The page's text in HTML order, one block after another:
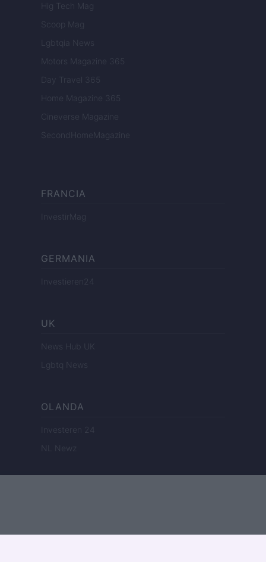
Hig Tech Mag
Scoop Mag
Lgbtqia News
Motors Magazine 365
Day Travel 365
Home Magazine 365
Cineverse Magazine
SecondHomeMagazine
FRANCIA
InvestirMag
GERMANIA
Investieren24
UK
News Hub UK
Lgbtq News
OLANDA
Investeren 24
NL Newz